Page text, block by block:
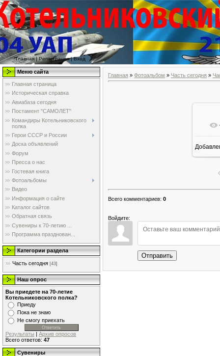
>
<>
Главная|Регистрация|Вход
Меню сайта
Главная страница
Историческая справка
Авиабаза сегодня
Постамент "САМОЛЕТ"
Командиры Котельниковского
полка
Герои СССР и России
Доска объявлений
Форум
Пресса о нас
Гостевая книга
Фотоальбомы
Видео
Информация о сайте
Каталог сайтов
Обратная связь
Сувениры к 70-летию ...
Программа празднован...
Категории раздела
Часть сегодня [43]
Наш опрос
Вы приедете на 70-летие
Котельниковского полка?
Приеду
Пока не знаю
Не смогу приехать
Результаты | Архив опросов
Всего ответов: 47
Сувениры
Главная » Фотоальбом » Часть сегодня »
Всего комментариев: 0
Войдите:
Отправить